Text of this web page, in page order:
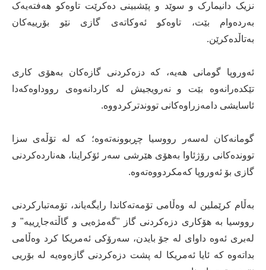
نزیک دانیمارک و سوێد و پێشبینی دەکرێت تاوەکو هەفتەیەک
بەردەوام بێت، تاوەکو ئەوکاتەی گازی نێو بۆرییەکان
بەتاڵدەکرێن.
ئەوروپا گومانی هەیە، کە دزەکردنی گازەکان بەهۆی کاری
تێکدەرانەوە بێت و نەرویجیش لە کاردانەوەی رووداوەکەدا
ئاسایشی دامەزراوەکانی تووندترکردووە.
گومانەکان لەسەر رووسیا چڕبوونەتەوە؛ کە لە تۆڵەی سزا
تووندەکانی رۆژئاوا بەهۆی هێرشی سەر ئۆکراینا، هەناردەکردنی
گازی بۆ ئەوروپا کەمکردووەتەوە.
بەڵام کرێملین لە وەڵامی تۆمەتەکاندا رایگەیاند، تۆمەتبارکردنی
رووسیا بە هۆکاری دزەکردنی گاز "گەمژەیی و گاڵتەجاڕییە" و
لەبری ئەوە داوای لە جۆ بایدن، سەرۆکی ئەمریکا کرد وەڵامی
بداتەوە کە ئایا ئەمریکا لە پشت دزەکردنی گازەوەیە لە بۆریی